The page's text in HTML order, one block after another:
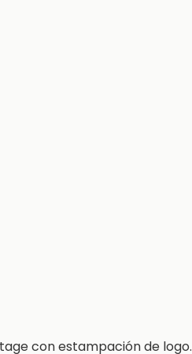
con estampación de logo.